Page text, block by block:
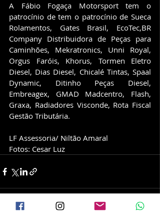
A Fábio Fogaça Motorsport tem o
patrocínio de tem o patrocínio de Sueca
Rolamentos, Gates Brasil, EcoTec,BR
Company Distribuidora de Peças para
Caminhões, Mekratronics, Unni Royal,
Orgus Faróis, Khorus, Tormen Eletro
Diesel, Dias Diesel, Chicalé Tintas, Spaal
Dynamic, Ditinho Peças Diesel,
Embreagex, GMAD Madcentro, Flash,
Graxa, Radiadores Visconde, Rota Fiscal
Gestão Tributária.
LF Assessoria/ Niltão Amaral
Fotos: Cesar Luz